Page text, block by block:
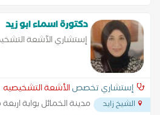
دكتورة اسماء ابو زيد
إستشاري الآشعة
إستشاري تخصصالأشعة التشخيصيه
الشيخ زايد مدينة الخمائل بوابة